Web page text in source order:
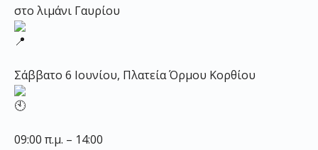
στο λιμάνι Γαυρίου
Σάββατο 6 Ιουνίου, Πλατεία Όρμου Κορθίου
09:00 π.μ. – 14:00